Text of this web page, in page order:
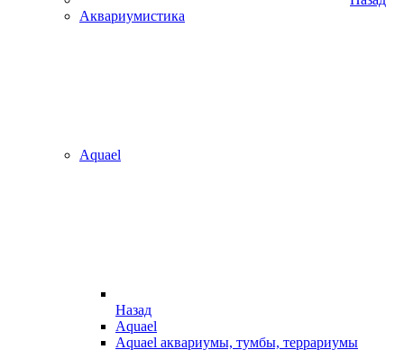
Аквариумистика
Aquael
Назад
Aquael
Aquael аквариумы, тумбы, террариумы